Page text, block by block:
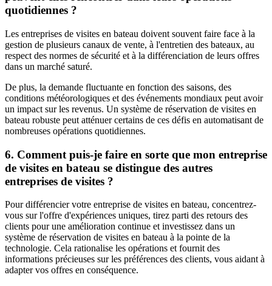
quotidiennes ?
Les entreprises de visites en bateau doivent souvent faire face à la
gestion de plusieurs canaux de vente, à l'entretien des bateaux, au
respect des normes de sécurité et à la différenciation de leurs offres
dans un marché saturé.
De plus, la demande fluctuante en fonction des saisons, des
conditions météorologiques et des événements mondiaux peut avoir
un impact sur les revenus. Un système de réservation de visites en
bateau robuste peut atténuer certains de ces défis en automatisant de
nombreuses opérations quotidiennes.
6. Comment puis-je faire en sorte que mon entreprise
de visites en bateau se distingue des autres
entreprises de visites ?
Pour différencier votre entreprise de visites en bateau, concentrez-
vous sur l'offre d'expériences uniques, tirez parti des retours des
clients pour une amélioration continue et investissez dans un
système de réservation de visites en bateau à la pointe de la
technologie. Cela rationalise les opérations et fournit des
informations précieuses sur les préférences des clients, vous aidant à
adapter vos offres en conséquence.